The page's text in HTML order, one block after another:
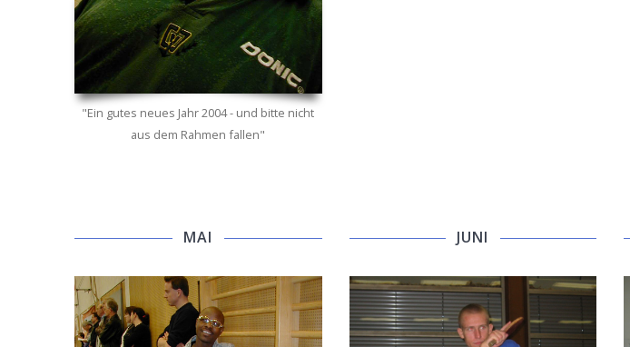
"Ein gutes neues Jahr 2004 - und bitte nicht
aus dem Rahmen fallen"
MAI JUNI